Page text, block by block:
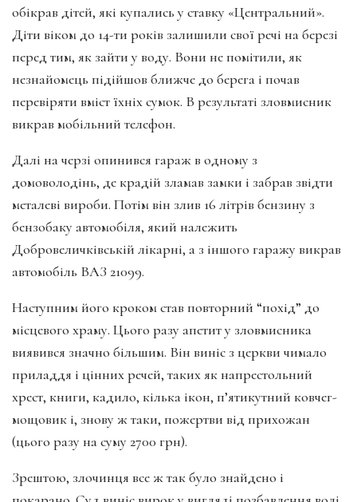
обікрав дітей, які купались у ставку «Центральний».
Діти віком до 14-ти років залишили свої речі на березі
перед тим, як зайти у воду. Вони не помітили, як
незнайомець підійшов ближче до берега і почав
перевіряти вміст їхніх сумок. В результаті зловмисник
викрав мобільний телефон.
Далі на черзі опинився гараж в одному з
домоволодінь, де крадій зламав замки і забрав звідти
металеві вироби. Потім він злив 16 літрів бензину з
бензобаку автомобіля, який належить
Добровеличківській лікарні, а з іншого гаражу викрав
автомобіль ВАЗ 21099.
Наступним його кроком став повторний “похід” до
місцевого храму. Цього разу апетит у зловмисника
виявився значно більшим. Він виніс з церкви чимало
приладдя і цінних речей, таких як напрестольний
хрест, книги, кадило, кілька ікон, п’ятикутний ковчег-
мощовик і, знову ж таки, пожертви від прихожан
(цього разу на суму 2700 грн).
Зрештою, злочинця все ж так було знайдено і